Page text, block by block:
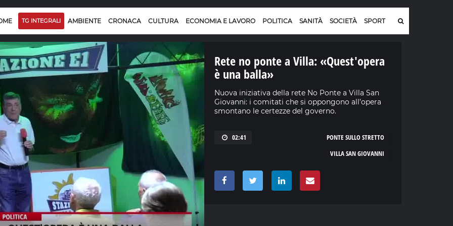
TG INTEGRALI AMBIENTE CRONACA CULTURA ECONOMIA E LAVORO POLITICA SANITÀ SOCIETÀ SPORT
Rete no ponte a Villa: «Quest'opera
è una balla»
Nuova iniziativa della rete No Ponte a Villa San
Giovanni: i comitati che si oppongono all’opera
smontano le certezze del governo.
02:41
PONTE SULLO STRETTO
VILLA SAN GIOVANNI